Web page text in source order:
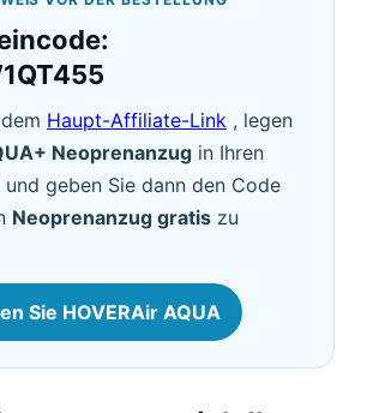
Haupt-Affiliate-Link , legen
Neoprenanzug in Ihren
geben Sie dann den Code
Neoprenanzug gratis zu
Sie HOVERAir AQUA